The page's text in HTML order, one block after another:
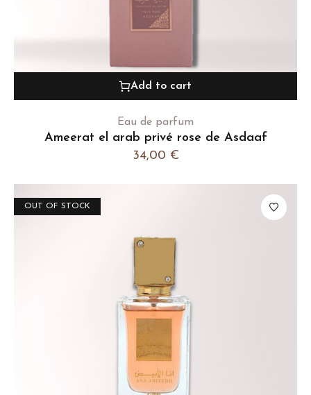
Add to cart
Eau de parfum
Ameerat el arab privé rose de Asdaaf
34,00 €
OUT OF STOCK